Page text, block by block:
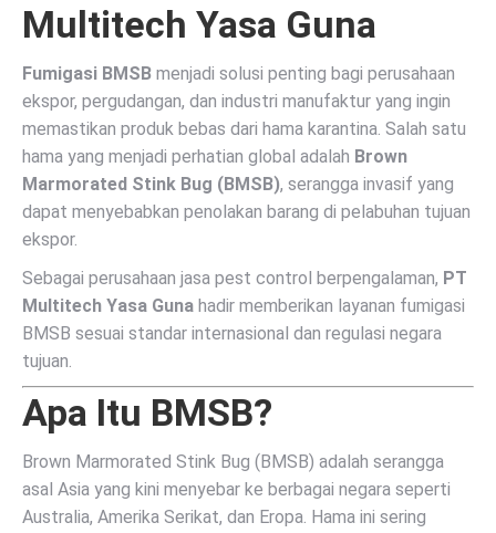
Multitech Yasa Guna
Fumigasi BMSB menjadi solusi penting bagi perusahaan
ekspor, pergudangan, dan industri manufaktur yang ingin
memastikan produk bebas dari hama karantina. Salah satu
hama yang menjadi perhatian global adalah Brown
Marmorated Stink Bug (BMSB), serangga invasif yang
dapat menyebabkan penolakan barang di pelabuhan tujuan
ekspor.
Sebagai perusahaan jasa pest control berpengalaman, PT
Multitech Yasa Guna hadir memberikan layanan fumigasi
BMSB sesuai standar internasional dan regulasi negara
tujuan.
Apa Itu BMSB?
Brown Marmorated Stink Bug (BMSB) adalah serangga
asal Asia yang kini menyebar ke berbagai negara seperti
Australia, Amerika Serikat, dan Eropa. Hama ini sering